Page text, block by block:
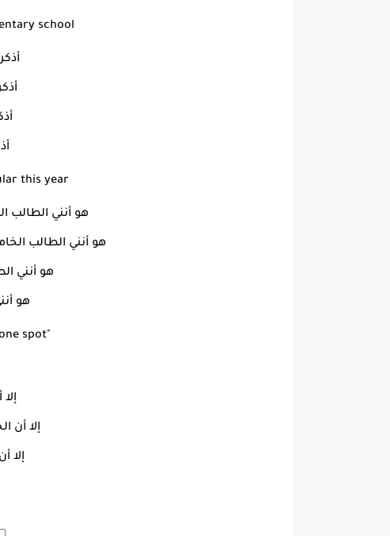
school
this year
هو أنني الطالب
هو أنني الطالب
هو أنني
هو
spot"
إلا أن
إلا